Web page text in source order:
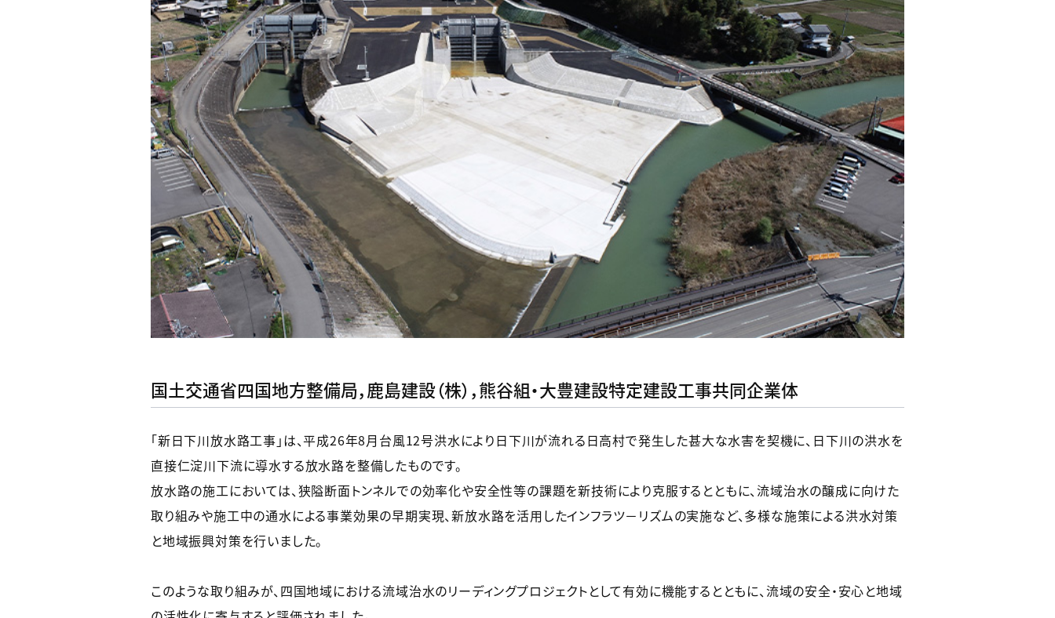
国土交通省四国地方整備局，鹿島建設（株），熊谷組・大豊建設特定建設工事共同企業体
「新日下川放水路工事」は、平成26年8月台風12号洪水により日下川が流れる日高村で発生した甚大な水害を契機に、日下川の洪水を
直接仁淀川下流に導水する放水路を整備したものです。
放水路の施工においては、狭隘断面トンネルでの効率化や安全性等の課題を新技術により克服するとともに、流域治水の醸成に向けた
取り組みや施工中の通水による事業効果の早期実現、新放水路を活用したインフラツ－リズムの実施など、多様な施策による洪水対策
と地域振興対策を行いました。
このような取り組みが、四国地域における流域治水のリーディングプロジェクトとして有効に機能するとともに、流域の安全・安心と地域